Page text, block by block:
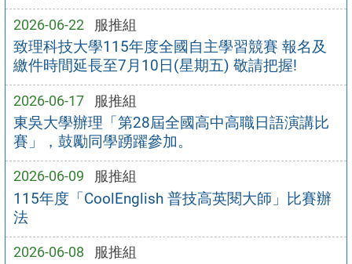
2026-06-22 服推組
致理科技大學115年度全國自主學習競賽 報名及
繳件時間延長至7月10日(星期五) 敬請把握!
2026-06-17 服推組
東吳大學辦理「第28屆全國高中高職日語演講比
賽」，鼓勵同學踴躍參加。
2026-06-09 服推組
115年度「CoolEnglish 普技高英閱大師」比賽辦
法
2026-06-08 服推組